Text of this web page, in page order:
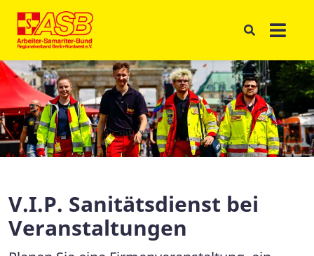
V.I.P. Sanitätsdienst bei
Veranstaltungen